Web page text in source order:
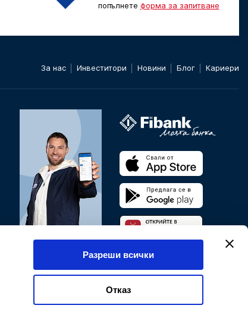
Разреши всички
Отказ
попълнете форма за запитване
За нас Инвеститори Новини Блог Кариери
Банкирайте от всяка
точка на света.
Мобилно и онлайн